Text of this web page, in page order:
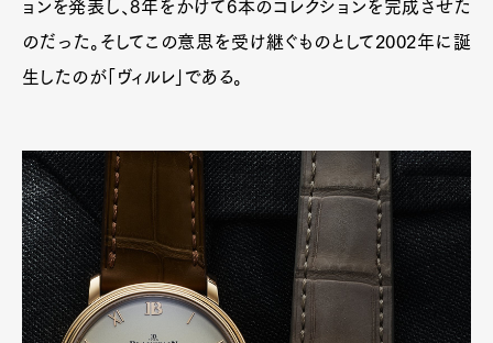
Art&DesignWatchFashion
Pen Membership
Magazine
Official Columnist
About
Contact
ョンを発表し、8年をかけて6本のコレクションを完成させた
のだった。そしてこの意思を受け継ぐものとして2002年に誕
生したのが「ヴィルレ」である。